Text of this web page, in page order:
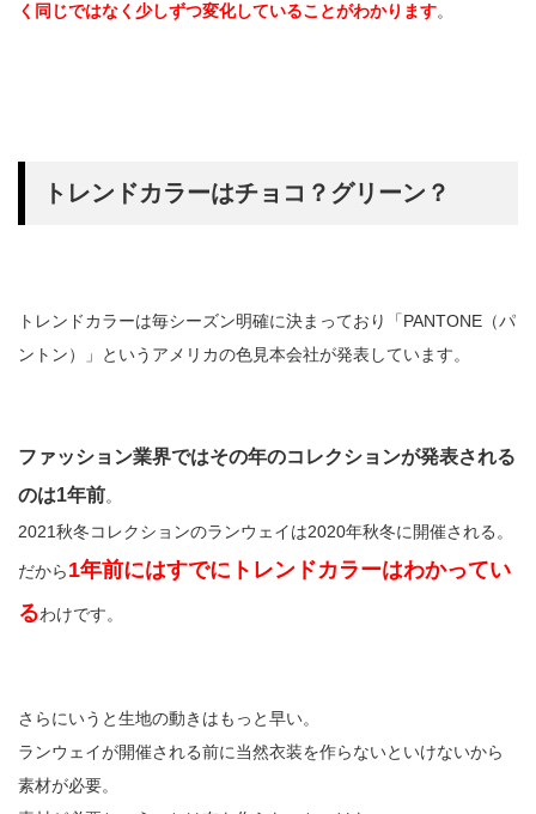
く同じではなく少しずつ変化していることがわかります。
トレンドカラーはチョコ？グリーン？
トレンドカラーは毎シーズン明確に決まっており「PANTONE（パ
ントン）」というアメリカの色見本会社が発表しています。
ファッション業界ではその年のコレクションが発表される
のは1年前。
2021秋冬コレクションのランウェイは2020年秋冬に開催される。
だから1年前にはすでにトレンドカラーはわかってい
るわけです。
さらにいうと生地の動きはもっと早い。
ランウェイが開催される前に当然衣装を作らないといけないから
素材が必要。